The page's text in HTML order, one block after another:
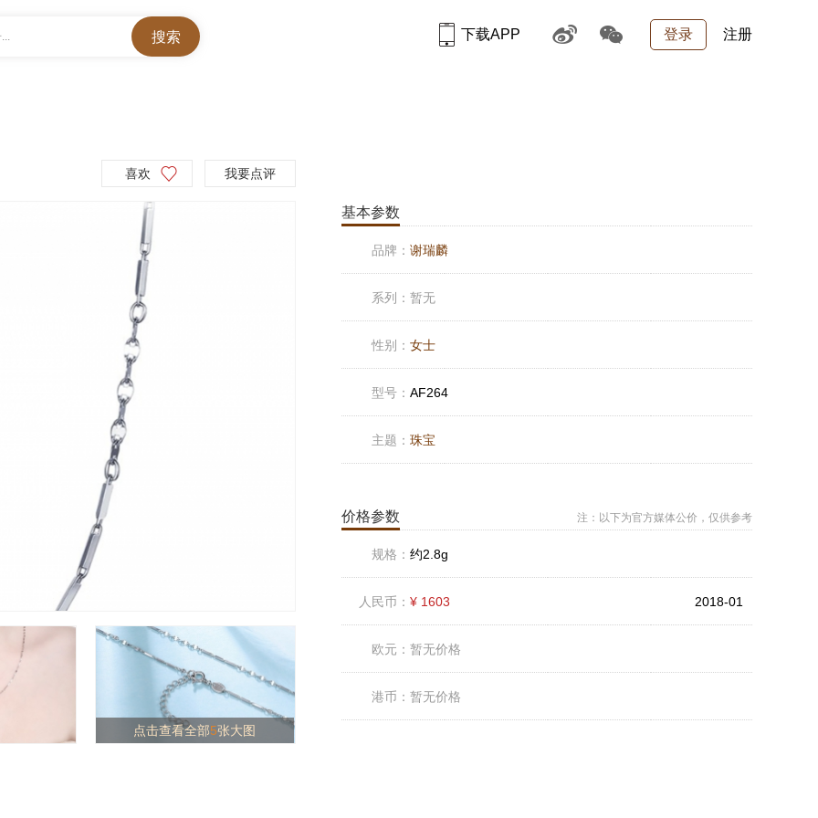
登录 注册
下载APP
喜欢 我要点评
点击查看全部5张大图
基本参数
品牌： 谢瑞麟
系列： 暂无
性别： 女士
型号： AF264
主题： 珠宝
价格参数 注：以下为官方媒体公价，仅供参考
规格： 约2.8g
人民币： ¥ 1603 2018-01
欧元： 暂无价格
港币： 暂无价格